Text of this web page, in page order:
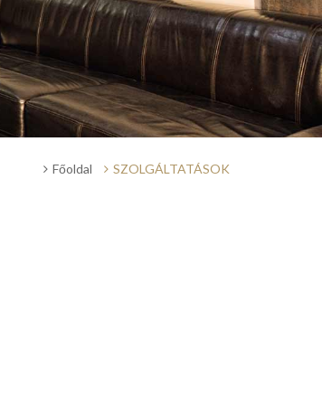
27 28 29 30
Promo Code
Főoldal SZOLGÁLTATÁSOK